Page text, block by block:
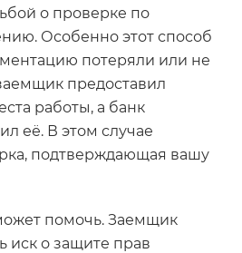
о проверке по
Особенно этот способ
потеряли или не
предоставил
работы, а банк
её. В этом случае
подтверждающая вашу
помочь. Заемщик
иск о защите прав